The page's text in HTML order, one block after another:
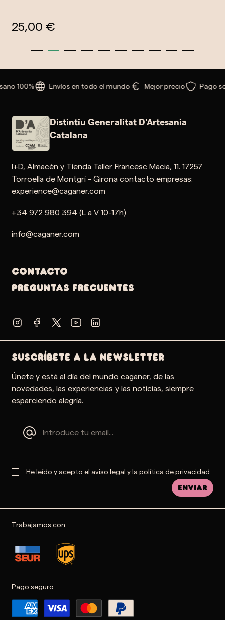
25,00 €
100% Envíos en todo el mundo Mejor precio Pago
Distintiu Generalitat D'Artesania
Catalana
I+D, Almacén y Tienda Taller Francesc Macia, 11. 17257
Torroella de Montgrí - Girona contacto empresas:
experience@caganer.com
+34 972 980 394 (L a V 10-17h)
info@caganer.com
Contacto
PREGUNTAS FRECUENTES
SUSCRÍBETE A LA NEWSLETTER
Únete y está al día del mundo caganer, de las
novedades, las experiencias y las noticias, siempre
esparciendo alegría.
He leído y acepto el aviso legal y la política de privacidad
Enviar
Trabajamos con
Pago seguro